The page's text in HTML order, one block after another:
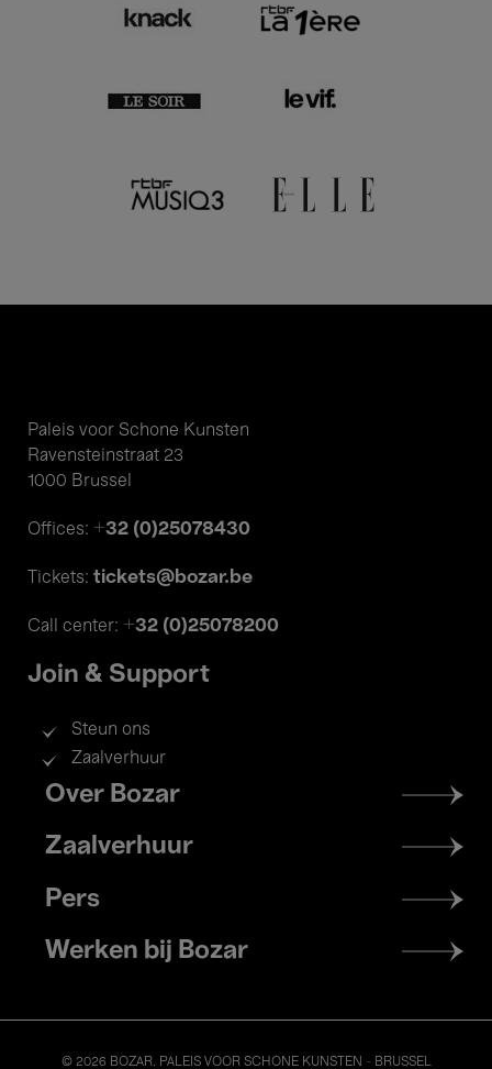
Paleis voor Schone Kunsten
Ravensteinstraat 23
1000 Brussel
Offices: +32 (0)25078430
Tickets: tickets@bozar.be
Call center: +32 (0)25078200
Join & Support
Steun ons
Zaalverhuur
Footer
menu
Over Bozar
Zaalverhuur
Pers
Werken bij Bozar
© 2026 BOZAR. PALEIS VOOR SCHONE KUNSTEN - BRUSSEL